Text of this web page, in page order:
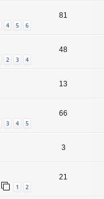
4 5 6
81
2 3 4
48
13
3 4 5
66
3
1 2
21